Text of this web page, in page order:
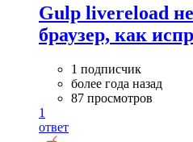
Gulp livereload
браузер, как
1 подписчик
более года назад
87 просмотров
1
ответ